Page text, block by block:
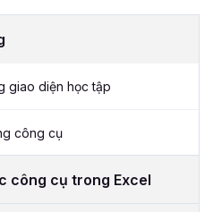
giao diện học tập
công cụ
công cụ trong Excel